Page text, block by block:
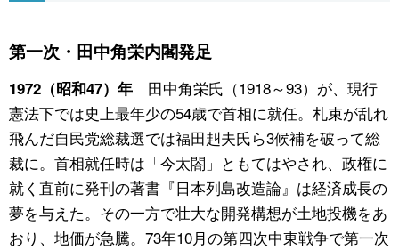
People
東京
お知らせ
公式SNS
第一次・田中角栄内閣発足
1972（昭和47）年田中角栄氏（1918～93）が、現行
憲法下では史上最年少の54歳で首相に就任。札束が乱れ
飛んだ自民党総裁選では福田赳夫氏ら3候補を破って総
裁に。首相就任時は「今太閤」ともてはやされ、政権に
就く直前に発刊の著書『日本列島改造論』は経済成長の
夢を与えた。その一方で壮大な開発構想が土地投機をあ
おり、地価が急騰。73年10月の第四次中東戦争で第一次